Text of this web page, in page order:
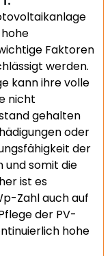
Faktoren
werden.
kann ihre volle
nicht
gehalten
oder
der
somit die
ist es
Zahl auch auf
der PV-
hohe